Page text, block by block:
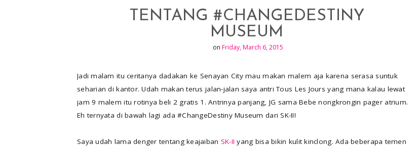
TENTANG #CHANGEDESTINY
MUSEUM
on Friday, March 6, 2015
Jadi malam itu ceritanya dadakan ke Senayan City mau makan malem aja karena serasa suntuk
seharian di kantor. Udah makan terus jalan-jalan saya antri Tous Les Jours yang mana kalau lewat
jam 9 malem itu rotinya beli 2 gratis 1. Antrinya panjang, JG sama Bebe nongkrongin pager atrium.
Eh ternyata di bawah lagi ada #ChangeDestiny Museum dari SK-II!
Saya udah lama denger tentang keajaiban SK-II yang bisa bikin kulit kinclong. Ada beberapa temen